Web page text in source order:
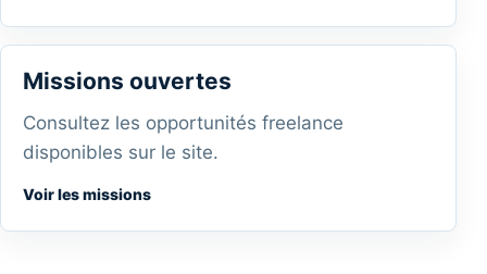
Missions ouvertes
Consultez les opportunités freelance
disponibles sur le site.
Voir les missions